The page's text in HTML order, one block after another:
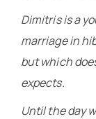
Dimitris is a
marriage in
but which
expects.
Until the day